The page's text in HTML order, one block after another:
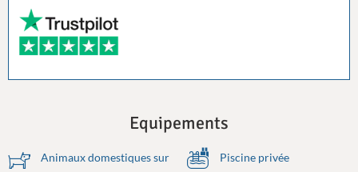
Equipements
Animaux domestiques sur Piscine privée